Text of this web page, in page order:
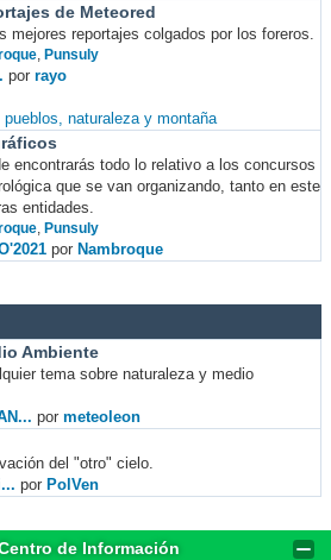
de Meteored
mejores reportajes colgados por los foreros.
, Punsuly
por rayo
naturaleza y montaña
encontrarás todo lo relativo a los concursos
que se van organizando, tanto en este
entidades.
, Punsuly
por Nambroque
Ambiente
tema sobre naturaleza y medio
por meteoleon
del "otro" cielo.
por PolVen
de Información